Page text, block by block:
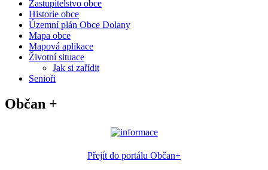
Zastupitelstvo obce
Historie obce
Územní plán Obce Dolany
Mapa obce
Mapová aplikace
Životní situace
Jak si zařídit
Senioři
Občan +
Přejít do portálu Občan+